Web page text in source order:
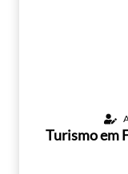
Turismo em